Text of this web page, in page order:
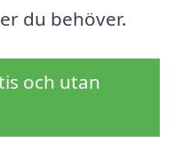
du behöver.
och utan